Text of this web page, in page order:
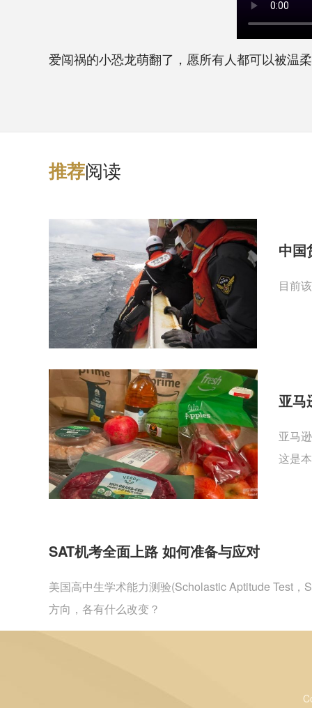
爱闯祸的小恐龙萌翻了，愿所有人都可以被温
推荐阅读
中国
目前
亚马
亚马
这是
SAT机考全面上路 如何准备与应对
美国高中生学术能力测验(Scholastic Aptitude Test
方向，各有什么改变？